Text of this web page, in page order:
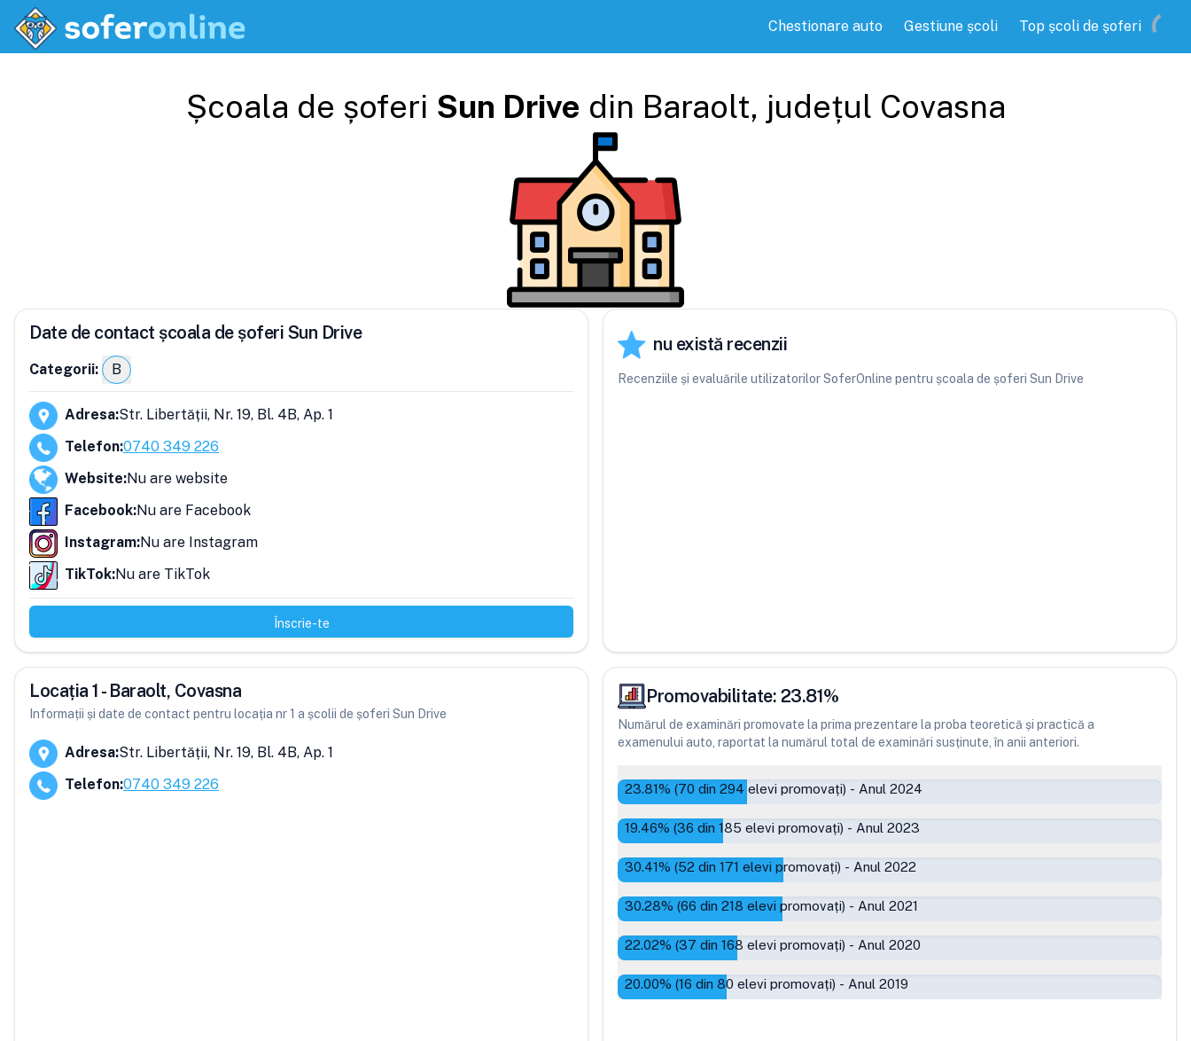
Chestionare auto Gestiune școli Top școli de șoferi
Școala de șoferi Sun Drive din Baraolt, județul Covasna
Date de contact școala de șoferi Sun Drive
Categorii: B
Adresa:Str. Libertății, Nr. 19, Bl. 4B, Ap. 1
Telefon:0740 349 226
Website:Nu are website
Facebook:Nu are Facebook
Instagram:Nu are Instagram
TikTok:Nu are TikTok
Înscrie-te
nu există recenzii
Recenziile și evaluările utilizatorilor SoferOnline pentru școala de șoferi Sun Drive
Locația 1 - Baraolt, Covasna
Informații și date de contact pentru locația nr 1 a școlii de șoferi Sun Drive
Adresa:Str. Libertății, Nr. 19, Bl. 4B, Ap. 1
Telefon:0740 349 226
Promovabilitate: 23.81%
Numărul de examinări promovate la prima prezentare la proba teoretică și practică a
examenului auto, raportat la numărul total de examinări susținute, în anii anteriori.
23.81% (70 din 294 elevi promovați) - Anul 2024
19.46% (36 din 185 elevi promovați) - Anul 2023
30.41% (52 din 171 elevi promovați) - Anul 2022
30.28% (66 din 218 elevi promovați) - Anul 2021
22.02% (37 din 168 elevi promovați) - Anul 2020
20.00% (16 din 80 elevi promovați) - Anul 2019